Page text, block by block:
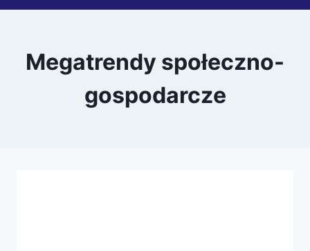
Megatrendy społeczno-
gospodarcze